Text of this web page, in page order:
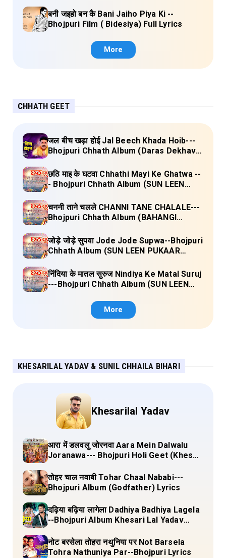
बनी जइहो बन कै Bani Jaiho Piya Ki --
Bhojpuri Film ( Bidesiya) Full Lyrics
More
CHHATH GEET
जल बीच खड़ा होई Jal Beech Khada Hoib---
Bhojpuri Chhath Album (Daras Dekhava
छठि माइ के घटवा Chhathi Mayi Ke Ghatwa --
- Bhojpuri Chhath Album (SUN LEEN
Lyrics
चननी ताने चलले CHANNI TANE CHALALE---
Bhojpuri Chhath Album (BAHANGI
जोड़े जोड़े सुपवा Jode Jode Supwa--Bhojpuri
Chhath Album (SUN LEEN PUKAAR
निंदिया के मातल सुरुज Nindiya Ke Matal Suruj
---Bhojpuri Chhath Album (SUN LEEN
More
KHESARILAL YADAV & SUNIL CHHAILA BIHARI
Khesarilal Yadav
आरा में डलवलु जोरनवा Aara Mein Dalwalu
Joranawa--- Bhojpuri Holi Geet (Khesari
तोहर चाल नवाबी Tohar Chaal Nababi---
Bhojpuri Album (Godfather) Lyrics
दढ़िया बढ़िया लागेला Dadhiya Badhiya Lagela
--Bhojpuri Album Khesari Lal Yadav
नोट बरसेला तोहरा नथुनिया पर Not Barsela
Tohra Nathuniya Par--Bhojpuri Lyrics